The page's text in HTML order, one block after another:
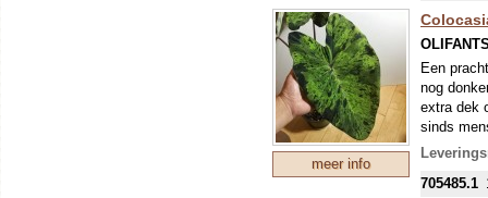
meer info
Een
nog
extra dek
sinds
(lekker
705485.1